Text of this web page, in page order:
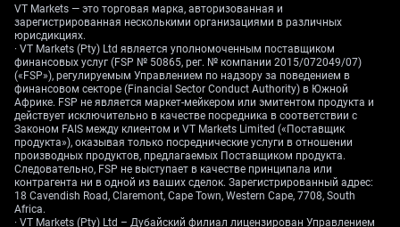
Это наводит на мысль, что у ЕЦБ практически не
останется выбора, кроме как реализовать
запланированное снижение процентной ставки в
этом месяце. Сохраняющаяся мягкость экономики
делает дальнейшее ужесточение политики крайне
маловероятным. Мы смотрим на деривативы,
привязанные к ставке Euribor, ожидая, что до конца
года они будут закладывать более «голубиный»
настрой ЕЦБ.
С точки зрения валютных позиций, базовая
слабость Германии указывает на повышенные
VT Markets — это торговая марка, авторизованная и
зарегистрированная несколькими организациями в различных
юрисдикциях.
· VT Markets (Pty) Ltd является уполномоченным поставщиком
финансовых услуг (FSP № 50865, рег. № компании 2015/072049/07)
(«FSP»), регулируемым Управлением по надзору за поведением в
финансовом секторе (Financial Sector Conduct Authority) в Южной
Африке. FSP не является маркет-мейкером или эмитентом продукта и
действует исключительно в качестве посредника в соответствии с
Законом FAIS между клиентом и VT Markets Limited («Поставщик
продукта»), оказывая только посреднические услуги в отношении
производных продуктов, предлагаемых Поставщиком продукта.
Следовательно, FSP не выступает в качестве принципала или
контрагента ни в одной из ваших сделок. Зарегистрированный адрес:
18 Cavendish Road, Claremont, Cape Town, Western Cape, 7708, South
Africa.
· VT Markets (Pty) Ltd – Дубайский филиал лицензирован Управлением